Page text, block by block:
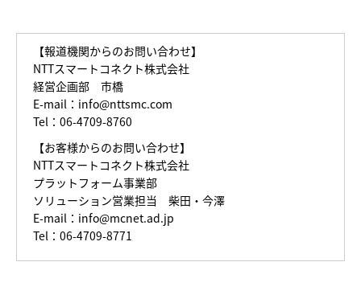
【報道機関からのお問い合わせ】
NTTスマートコネクト株式会社
経営企画部 市橋
E-mail： info@nttsmc.com
Tel：06-4709-8760
【お客様からのお問い合わせ】
NTTスマートコネクト株式会社
プラットフォーム事業部
ソリューション営業担当 柴田・今澤
E-mail： info@mcnet.ad.jp
Tel：06-4709-8771